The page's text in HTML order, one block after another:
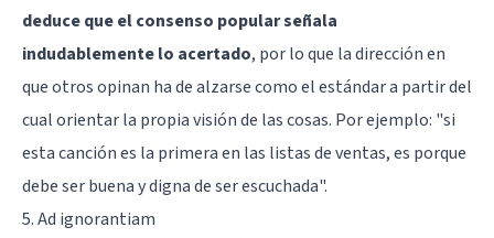
deduce que el consenso popular señala
indudablemente lo acertado, por lo que la dirección en
que otros opinan ha de alzarse como el estándar a partir del
cual orientar la propia visión de las cosas. Por ejemplo: "si
esta canción es la primera en las listas de ventas, es porque
debe ser buena y digna de ser escuchada".
5. Ad ignorantiam